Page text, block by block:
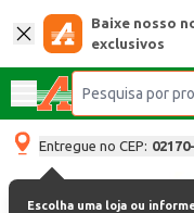
Baixe nosso
exclusivos
Entregue no CEP:
Escolha uma loja ou